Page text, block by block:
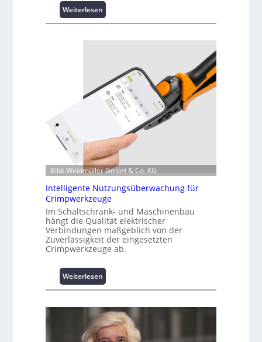
Weiterlesen
K
r
f
o
t
i
o
n
z
u
m
L
a
s
t
i
z
e
n
Bild: Weidmüller GmbH & Co. KG
Intelligente Nutzungsüberwachung für
Crimpwerkzeuge
Im Schaltschrank- und Maschinenbau
hängt die Qualität elektrischer
Verbindungen maßgeblich von der
Zuverlässigkeit der eingesetzten
Crimpwerkzeuge ab.
Weiterlesen
I
t
e
l